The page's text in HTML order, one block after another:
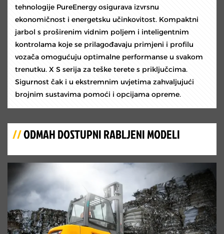
tehnologije PureEnergy osigurava izvrsnu
ekonomičnost i energetsku učinkovitost. Kompaktni
jarbol s proširenim vidnim poljem i inteligentnim
kontrolama koje se prilagođavaju primjeni i profilu
vozača omogućuju optimalne performanse u svakom
trenutku. X S serija za teške terete s priključcima.
Sigurnost čak i u ekstremnim uvjetima zahvaljujući
brojnim sustavima pomoći i opcijama opreme.
//ODMAH DOSTUPNI RABLJENI MODELI